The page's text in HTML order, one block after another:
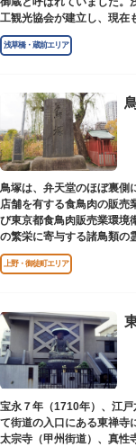
工観光協会が建立し、現在
は昭和9年（1934）のこと
浅草橋・蔵前エリア
鳥塚は、弁天堂のほぼ裏側
店舗を有する食鳥肉の販売
び東京都食鳥肉販売業環境
の繁栄に寄与する諸鳥類の
建立されました。
上野・御徒町エリア
宝永７年（1710年）、江
て街道の入口にある東禅寺
太宗寺（甲州街道）、真性